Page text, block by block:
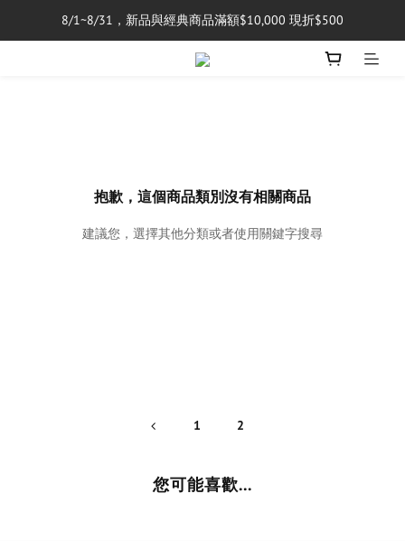
單筆消費滿$5,000享免運費
8/1~8/31，新品與經典商品滿額$10,000 現折$500
單筆消費滿$5,000享免運費
抱歉，這個商品類別沒有相關商品
建議您，選擇其他分類或者使用關鍵字搜尋
1 2
您可能喜歡...